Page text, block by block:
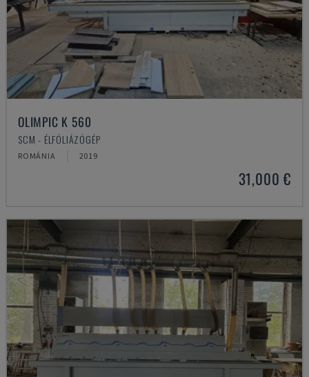
OLIMPIC K 560
SCM - ÉLFÓLIÁZÓGÉP
ROMÁNIA 2019
31,000 €